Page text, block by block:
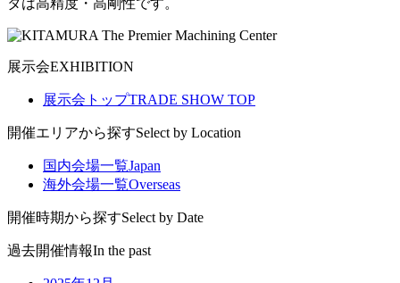
展示会EXHIBITION
展示会トップTRADE SHOW TOP
開催エリアから探すSelect by Location
国内会場一覧Japan
海外会場一覧Overseas
開催時期から探すSelect by Date
過去開催情報In the past